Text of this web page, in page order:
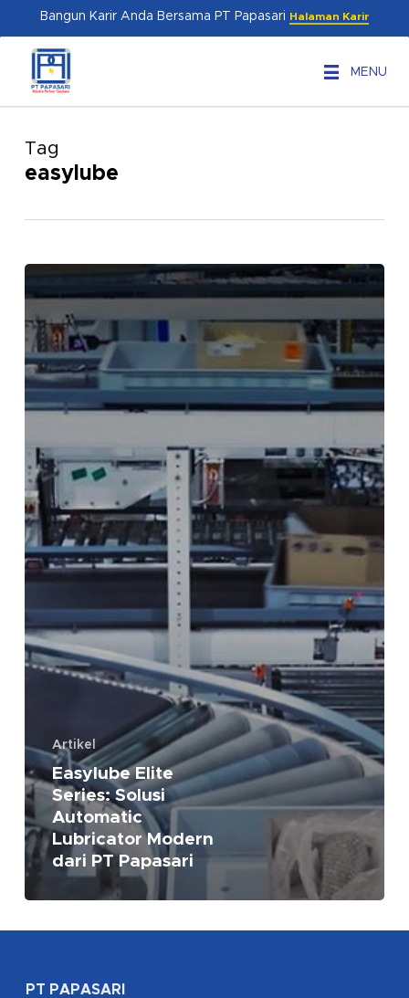
content
Bangun Karir Anda Bersama PT Papasari Halaman Karir
MENU
Tag
easylube
Elite
Series:
Solusi
Automatic
Lubricator
Modern
PT
Papasari
Artikel
Easylube Elite
Series: Solusi
Automatic
Lubricator Modern
dari PT Papasari
PT PAPASARI
Menu